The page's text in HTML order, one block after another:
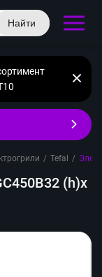
Найти
/ Tefal /
(h)x